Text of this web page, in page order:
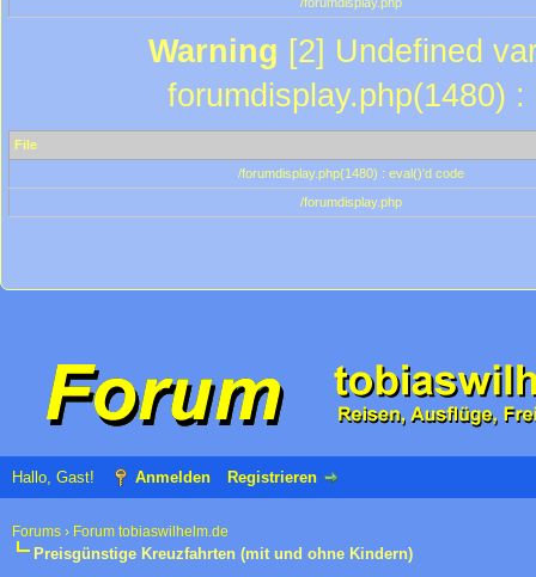
Warning [2] Undefined
forumdisplay.php(1480)
File
/forumdisplay.php(1480) : eval()'d code
/forumdisplay.php
Hallo, Gast! Anmelden Registrieren
Forums › Forum tobiaswilhelm.de
Preisgünstige Kreuzfahrten (mit und ohne Kindern)